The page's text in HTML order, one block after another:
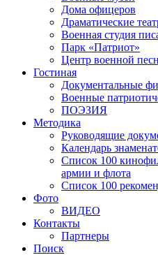
Дома офицеров
Драматические
Военная студия
Парк «Патриот»
Центр военной
Гостиная
Документальные
Военные
ПОЭЗИЯ
Методика
Руководящие
Календарь
Список 100
армии и флота
Список 100
Фото
ВИДЕО
Контакты
Партнеры
Поиск